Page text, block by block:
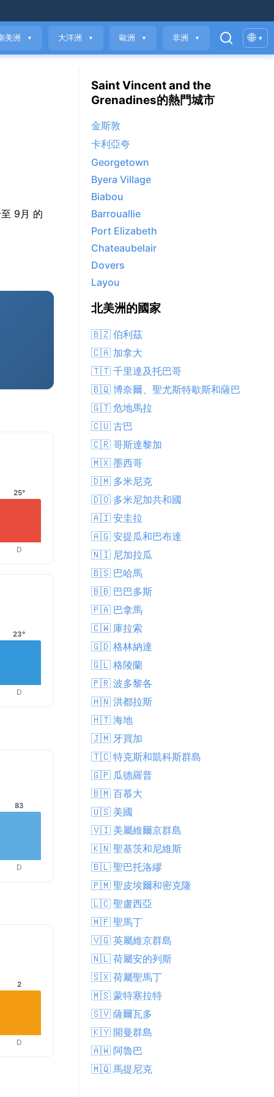
美洲 ▼ 大洋洲 ▼ 歐洲 ▼ 非洲 ▼ 🌐 ▾
9月 的
25°
D
23°
D
83
D
2
D
Saint Vincent and the
Grenadines的熱門城市
金斯敦
卡利亞夸
Georgetown
Byera Village
Biabou
Barrouallie
Port Elizabeth
Chateaubelair
Dovers
Layou
北美洲的國家
🇧🇿 伯利茲
🇨🇦 加拿大
🇹🇹 千里達及托巴哥
🇧🇶 博奈爾、聖尤斯特歇斯和薩巴
🇬🇹 危地馬拉
🇨🇺 古巴
🇨🇷 哥斯達黎加
🇲🇽 墨西哥
🇩🇲 多米尼克
🇩🇴 多米尼加共和國
🇦🇮 安圭拉
🇦🇬 安提瓜和巴布達
🇳🇮 尼加拉瓜
🇧🇸 巴哈馬
🇧🇧 巴巴多斯
🇵🇦 巴拿馬
🇨🇼 庫拉索
🇬🇩 格林納達
🇬🇱 格陵蘭
🇵🇷 波多黎各
🇭🇳 洪都拉斯
🇭🇹 海地
🇯🇲 牙買加
🇹🇨 特克斯和凱科斯群島
🇬🇵 瓜德羅普
🇧🇲 百慕大
🇺🇸 美國
🇻🇮 美屬維爾京群島
🇰🇳 聖基茨和尼維斯
🇧🇱 聖巴托洛繆
🇵🇲 聖皮埃爾和密克隆
🇱🇨 聖盧西亞
🇲🇫 聖馬丁
🇻🇬 英屬維京群島
🇳🇱 荷屬安的列斯
🇸🇽 荷屬聖馬丁
🇲🇸 蒙特塞拉特
🇸🇻 薩爾瓦多
🇰🇾 開曼群島
🇦🇼 阿魯巴
🇲🇶 馬提尼克